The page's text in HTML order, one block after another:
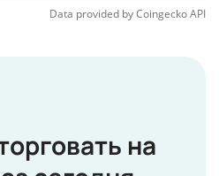
Data provided byCoingeckoAPI
на